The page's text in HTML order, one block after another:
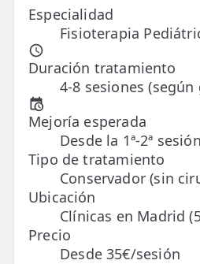
🧠 Fisioterapia Neurológica
🧍 Fisioterapia Vestibular
🫁 Fisioterapia
👶 Fisioterapia Pediátrica
TRATAMIENTOS
✅ Punción Seca
✅ Ondas de Choque
✅ EPTE - EPI
Especialidad
Fisioterapia
Duración tratamiento
4-8 sesiones (según
Mejoría esperada
Desde la 1ª-2ª sesión
Tipo de tratamiento
Conservador (sin
Ubicación
Clínicas en Madrid
Precio
Desde 35€/sesión